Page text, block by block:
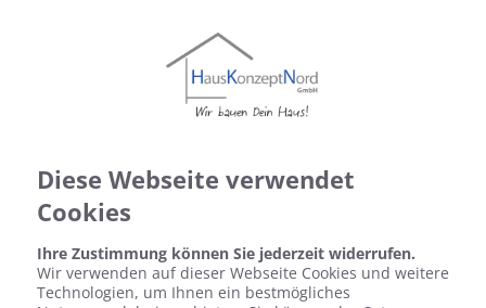
Diese Webseite verwendet
Cookies
Ihre Zustimmung können Sie jederzeit widerrufen.
Wir verwenden auf dieser Webseite Cookies und weitere
Technologien, um Ihnen ein bestmögliches